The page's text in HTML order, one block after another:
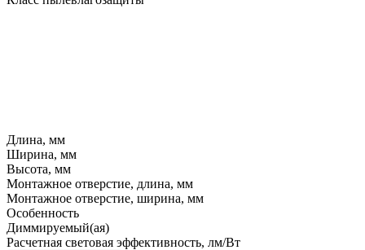
Длина, мм
Ширина, мм
Высота, мм
Монтажное отверстие, длина, мм
Монтажное отверстие, ширина, мм
Особенность
Диммируемый(ая)
Расчетная световая эффективность, лм/Вт